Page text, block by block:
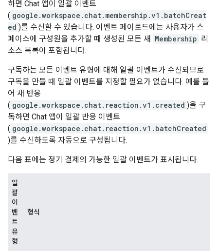
하면 Chat 앱이 일괄 이벤트
( google.workspace.chat.membership.v1.batchCreat
ed )를 수신할 수 있습니다. 이벤트 페이로드에는 사용자가 스
페이스에 구성원을 추가할 때 생성된 모든 새
Membership 리
소스 목록이 포함됩니다.
구독하는 모든 이벤트 유형에 대해 일괄 이벤트가 수신되므로
구독을 만들 때 일괄 이벤트를 지정할 필요가 없습니다. 예를 들
어 새 반응
( google.workspace.chat.reaction.v1.created )을 구
독하면 Chat 앱이 일괄 반응 이벤트
( google.workspace.chat.reaction.v1.batchCreated
)를 수신하도록 자동으로 구성됩니다.
다음 표에는 정기 결제의 가능한 일괄 이벤트가 표시됩니다.
일
괄
이
벤
트
유
형
형식